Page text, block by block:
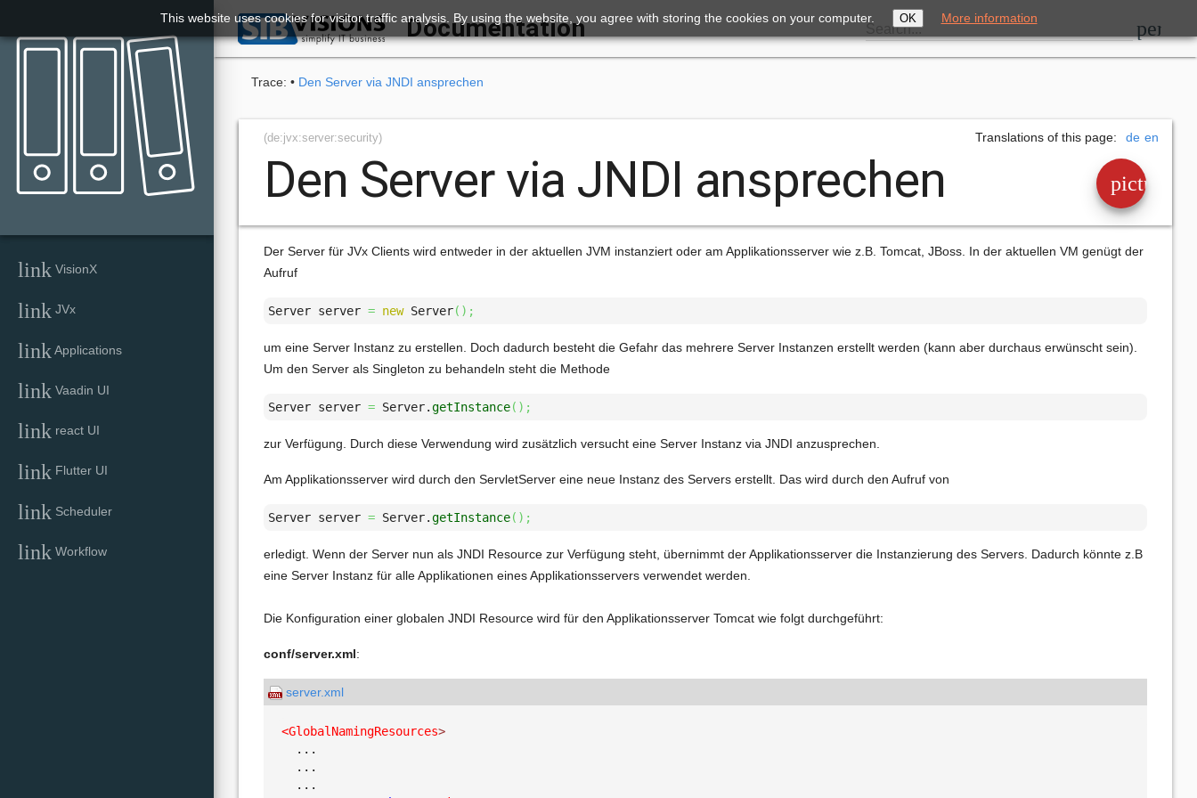
 Documentation Search...
link VisionX
link JVx
link Applications
link Vaadin UI
link react UI
link Flutter UI
link Scheduler
link Workflow
Trace: • Den Server via JNDI ansprechen
(de:jvx:server:security)
Den Server via JNDI ansprechen
Translations of this page: en
de
Der Server für JVx Clients wird entweder in der aktuellen JVM instanziert oder am Applikationsserver wie z.B. Tomcat, JBoss. In der aktuellen VM genügt der
Aufruf
Server server = new Server( ) ;
um eine Server Instanz zu erstellen. Doch dadurch besteht die Gefahr das mehrere Server Instanzen erstellt werden (kann aber durchaus erwünscht sein).
Um den Server als Singleton zu behandeln steht die Methode
Server server = Server.getInstance( ) ;
zur Verfügung. Durch diese Verwendung wird zusätzlich versucht eine Server Instanz via JNDI anzusprechen.
Am Applikationsserver wird durch den ServletServer eine neue Instanz des Servers erstellt. Das wird durch den Aufruf von
Server server = Server.getInstance( ) ;
erledigt. Wenn der Server nun als JNDI Resource zur Verfügung steht, übernimmt der Applikationsserver die Instanzierung des Servers. Dadurch könnte z.B
eine Server Instanz für alle Applikationen eines Applikationsservers verwendet werden.
Die Konfiguration einer globalen JNDI Resource wird für den Applikationsserver Tomcat wie folgt durchgeführt:
conf/server.xml:
server.xml
<GlobalNamingResources>
  ...
  ...
  ...
This website uses cookies for visitor traffic analysis. By using the website, you agree with storing the cookies on your computer. OK More information